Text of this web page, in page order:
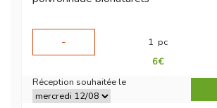
-
1 pc
6€
Réception souhaitée le